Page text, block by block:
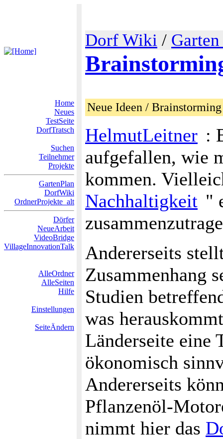
Dorf Wiki /
Home
Neues
TestSeite
DorfTratsch
Suchen
Teilnehmer
Projekte
GartenPlan
DorfWiki
OrdnerProjekte_alt
Dörfer
NeueArbeit
VideoBridge
VillageInnovationTalk
AlleOrdner
AlleSeiten
Hilfe
Einstellungen
SeiteÄndern
Neue Ideen / Brainstorming
HelmutLeitner :
aufgefallen, wie
kommen.
Nachhaltigkeit "
Andererseits
Zusammenhang
Studien
was
Länderseite eine
ökonomisch
Andererseits
Pflanzenöl-
nimmt hier das